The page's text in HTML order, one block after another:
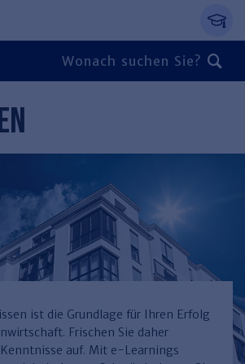
Hauptinhalt, zur
springen
springen
ist die Grundlage für Ihren Erfolg
Frischen Sie daher
auf. Mit e-Learnings